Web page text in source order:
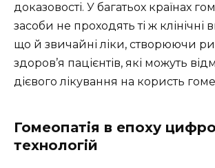
доказовості. У багатьох країнах
засоби не проходять ті ж клінічні
що й звичайні ліки, створюючи
здоров’я пацієнтів, які можуть
дієвого лікування на користь
Гомеопатія в епоху
технологій